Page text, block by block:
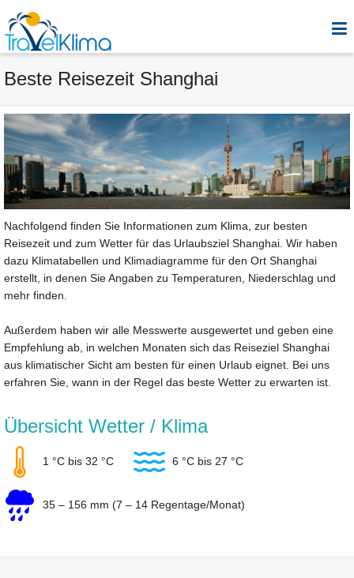
Beste Reisezeit Shanghai
Nachfolgend finden Sie Informationen zum Klima, zur besten
Reisezeit und zum Wetter für das Urlaubsziel Shanghai. Wir haben
dazu Klimatabellen und Klimadiagramme für den Ort Shanghai
erstellt, in denen Sie Angaben zu Temperaturen, Niederschlag und
mehr finden.
Außerdem haben wir alle Messwerte ausgewertet und geben eine
Empfehlung ab, in welchen Monaten sich das Reiseziel Shanghai
aus klimatischer Sicht am besten für einen Urlaub eignet. Bei uns
erfahren Sie, wann in der Regel das beste Wetter zu erwarten ist.
Übersicht Wetter / Klima
1 °C bis 32 °C 6 °C bis 27 °C
35 – 156 mm (7 – 14 Regentage/Monat)